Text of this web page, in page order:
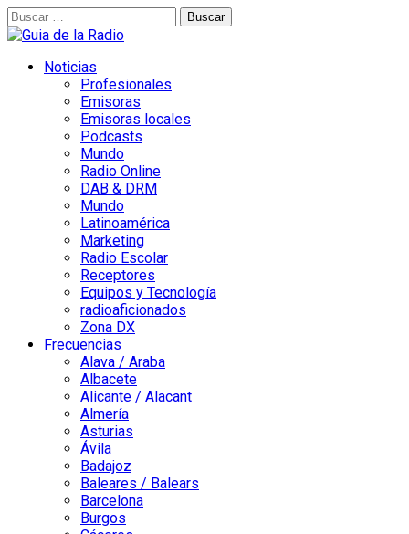
Buscar:
Noticias
Profesionales
Emisoras
Emisoras locales
Podcasts
Mundo
Radio Online
DAB & DRM
Mundo
Latinoamérica
Marketing
Radio Escolar
Receptores
Equipos y Tecnología
radioaficionados
Zona DX
Frecuencias
Alava / Araba
Albacete
Alicante / Alacant
Almería
Asturias
Ávila
Badajoz
Baleares / Balears
Barcelona
Burgos